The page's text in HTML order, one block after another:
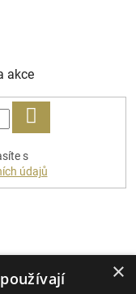
akce
PŘIHLÁSIT
s
údajů
×